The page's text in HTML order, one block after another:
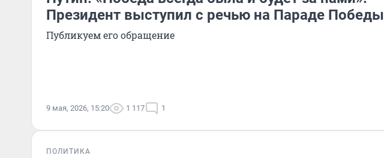
Президент выступил с речью на Параде Победы
Публикуем его обращение
9 мая, 2026, 15:20 1 117 1
ПОЛИТИКА